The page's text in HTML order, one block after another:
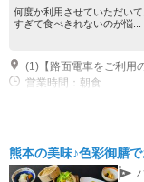
何度か利用させていただい
すぎて食べきれないのが悩...
営業時間：朝食 7:00～9:30 営業時間：ラン
～14:00（L.O13:30）
熊本の美味♪色彩御膳